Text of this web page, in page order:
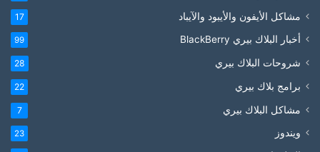
مشاكل الأيفون والأيبود والآيباد 17
أخبار البلاك بيري BlackBerry 99
شروحات البلاك بيري 28
برامج بلاك بيري 22
مشاكل البلاك بيري 7
ويندوز 23